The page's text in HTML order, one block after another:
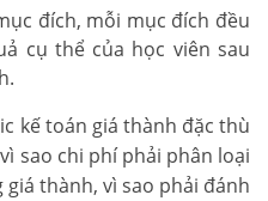
đích, mỗi mục đích đều
cụ thể của học viên sau
kế toán giá thành đặc thù
sao chi phí phải phân loại
thành, vì sao phải đánh